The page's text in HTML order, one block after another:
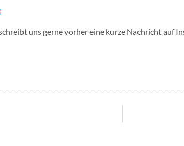
uns gerne vorher eine kurze Nachricht auf